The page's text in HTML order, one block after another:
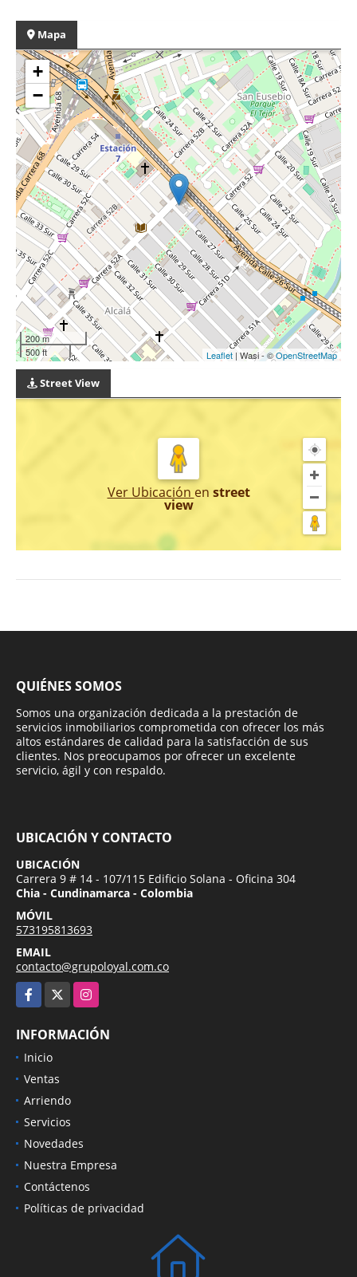
Mapa
+
−
200 m
500 ft
Leaflet | Wasi - ©OpenStreetMap
Street View
Ver Ubicación en street
view
QUIÉNES SOMOS
Somos una organización dedicada a la prestación de
servicios inmobiliarios comprometida con ofrecer los más
altos estándares de calidad para la satisfacción de sus
clientes. Nos preocupamos por ofrecer un excelente
servicio, ágil y con respaldo.
UBICACIÓN Y CONTACTO
UBICACIÓN
Carrera 9 # 14 - 107/115 Edificio Solana - Oficina 304
Chia - Cundinamarca - Colombia
MÓVIL
573195813693
EMAIL
contacto@grupoloyal.com.co
Facebook
Instagram
INFORMACIÓN
Inicio
Ventas
Arriendo
Servicios
Novedades
Nuestra Empresa
Contáctenos
Políticas de privacidad